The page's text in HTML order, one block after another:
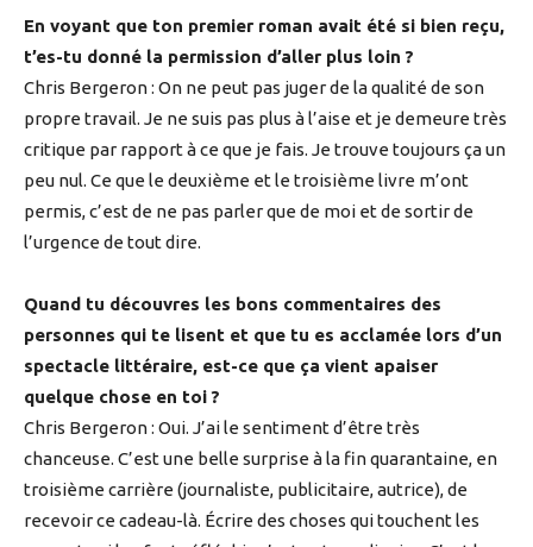
En voyant que ton premier roman avait été si bien reçu,
t’es-tu donné la permission d’aller plus loin ?
Chris Bergeron : On ne peut pas juger de la qualité de son
propre travail. Je ne suis pas plus à l’aise et je demeure très
critique par rapport à ce que je fais. Je trouve toujours ça un
peu nul. Ce que le deuxième et le troisième livre m’ont
permis, c’est de ne pas parler que de moi et de sortir de
l’urgence de tout dire.
Quand tu découvres les bons commentaires des
personnes qui te lisent et que tu es acclamée lors d’un
spectacle littéraire, est-ce que ça vient apaiser
quelque chose en toi ?
Chris Bergeron : Oui. J’ai le sentiment d’être très
chanceuse. C’est une belle surprise à la fin quarantaine, en
troisième carrière (journaliste, publicitaire, autrice), de
recevoir ce cadeau-là. Écrire des choses qui touchent les